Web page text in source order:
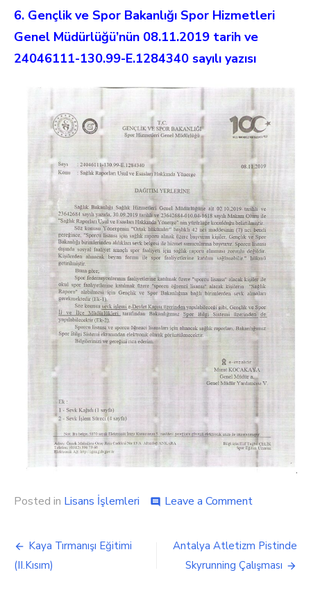
6. Gençlik ve Spor Bakanlığı Spor Hizmetleri
Genel Müdürlüğü’nün 08.11.2019 tarih ve
24046111-130.99-E.1284340 sayılı yazısı
Posted in Lisans İşlemleri comment Leave a Commenton
Sporcu
ve
Yazı
gezinmesi
Kaya Tırmanışı Eğitimi
(II.Kısım)
Antalya Atletizm Pistinde
Skyrunning Çalışması